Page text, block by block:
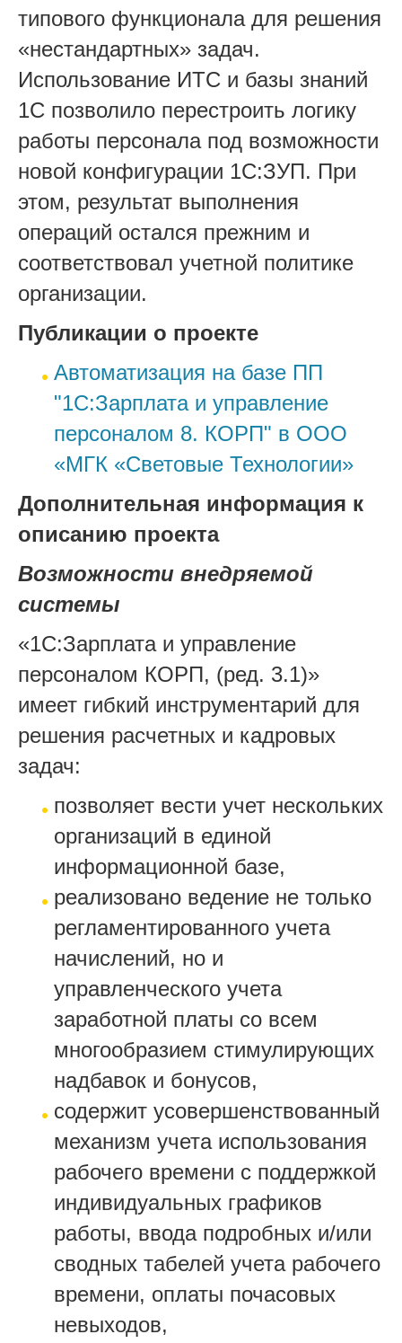
типового функционала для решения
«нестандартных» задач.
Использование ИТС и базы знаний
1С позволило перестроить логику
работы персонала под возможности
новой конфигурации 1С:ЗУП. При
этом, результат выполнения
операций остался прежним и
соответствовал учетной политике
организации.
Публикации о проекте
Автоматизация на базе ПП
"1С:Зарплата и управление
персоналом 8. КОРП" в ООО
«МГК «Световые Технологии»
Дополнительная информация к
описанию проекта
Возможности внедряемой
системы
«1С:Зарплата и управление
персоналом КОРП, (ред. 3.1)»
имеет гибкий инструментарий для
решения расчетных и кадровых
задач:
позволяет вести учет нескольких
организаций в единой
информационной базе,
реализовано ведение не только
регламентированного учета
начислений, но и
управленческого учета
заработной платы со всем
многообразием стимулирующих
надбавок и бонусов,
содержит усовершенствованный
механизм учета использования
рабочего времени с поддержкой
индивидуальных графиков
работы, ввода подробных и/или
сводных табелей учета рабочего
времени, оплаты почасовых
невыходов,